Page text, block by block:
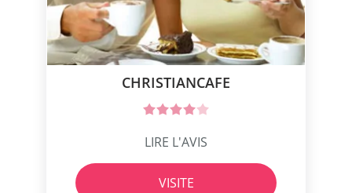
CHRISTIANCAFE
LIRE L'AVIS
VISITE